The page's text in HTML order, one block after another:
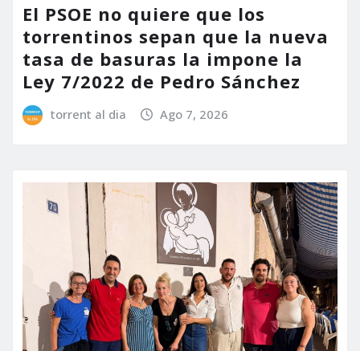
El PSOE no quiere que los
torrentinos sepan que la nueva
tasa de basuras la impone la
Ley 7/2022 de Pedro Sánchez
torrent al dia Ago 7, 2026